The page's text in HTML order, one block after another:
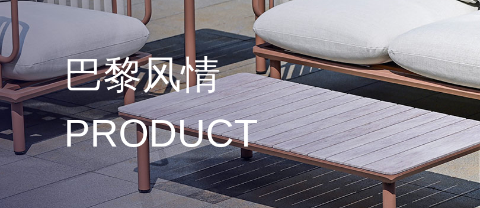
巴黎风情
PRODUCT